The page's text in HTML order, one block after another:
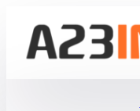
content